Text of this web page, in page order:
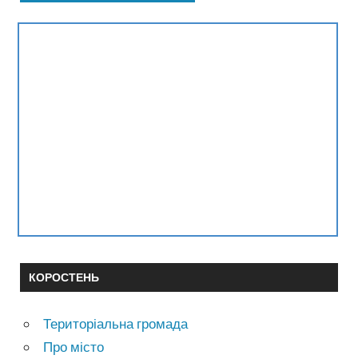
КОРОСТЕНЬ
Територіальна громада
Про місто